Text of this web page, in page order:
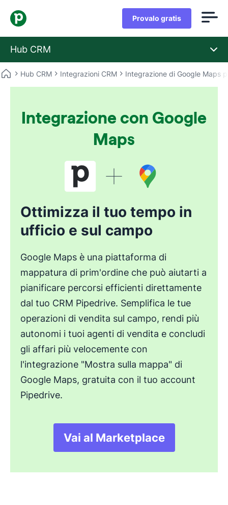
Provalo gratis
Hub CRM
Hub CRM Integrazioni CRM Integrazione di Google Maps
Integrazione con Google
Maps
Ottimizza il tuo tempo in
ufficio e sul campo
Google Maps è una piattaforma di
mappatura di prim'ordine che può aiutarti a
pianificare percorsi efficienti direttamente
dal tuo CRM Pipedrive. Semplifica le tue
operazioni di vendita sul campo, rendi più
autonomi i tuoi agenti di vendita e concludi
gli affari più velocemente con
l'integrazione "Mostra sulla mappa" di
Google Maps, gratuita con il tuo account
Pipedrive.
Vai al Marketplace
Si apre in una